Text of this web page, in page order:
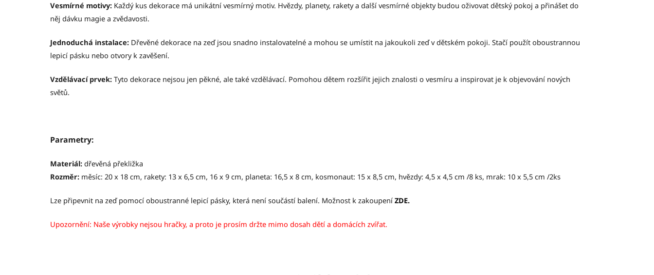
Vesmírné motivy: Každý kus dekorace má unikátní vesmírný motiv. Hvězdy, planety, rakety a další vesmírné objekty budou oživovat dětský pokoj a přinášet do
něj dávku magie a zvědavosti.
Jednoduchá instalace: Dřevěné dekorace na zeď jsou snadno instalovatelné a mohou se umístit na jakoukoli zeď v dětském pokoji. Stačí použít oboustrannou
lepicí pásku nebo otvory k zavěšení.
Vzdělávací prvek: Tyto dekorace nejsou jen pěkné, ale také vzdělávací. Pomohou dětem rozšířit jejich znalosti o vesmíru a inspirovat je k objevování nových
světů.
Parametry:
Materiál: dřevěná překližka
Rozměr: měsíc: 20 x 18 cm, rakety: 13 x 6,5 cm, 16 x 9 cm, planeta: 16,5 x 8 cm, kosmonaut: 15 x 8,5 cm, hvězdy: 4,5 x 4,5 cm /8 ks, mrak: 10 x 5,5 cm /2ks
Lze připevnit na zeď pomocí oboustranné lepicí pásky, která není součástí balení. Možnost k zakoupení ZDE.
Upozornění: Naše výrobky nejsou hračky, a proto je prosím držte mimo dosah dětí a domácích zvířat.